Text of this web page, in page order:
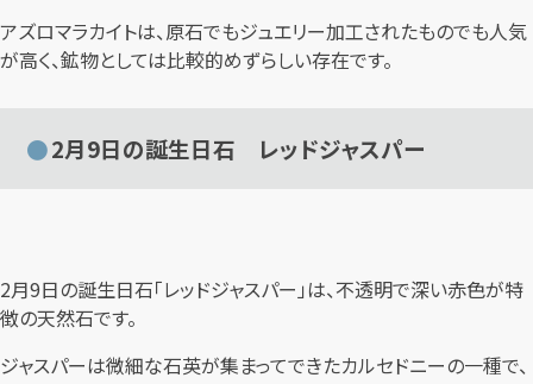
アズロマラカイトは、原石でもジュエリー加工されたものでも人気
が高く、鉱物としては比較的めずらしい存在です。
2月9日の誕生日石 レッドジャスパー
2月9日の誕生日石「レッドジャスパー」は、不透明で深い赤色が特
徴の天然石です。
ジャスパーは微細な石英が集まってできたカルセドニーの一種で、